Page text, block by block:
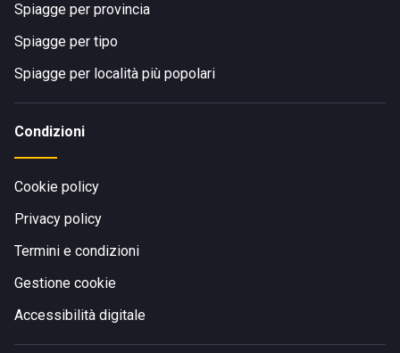
Spiagge per provincia
Spiagge per tipo
Spiagge per località più popolari
Condizioni
Cookie policy
Privacy policy
Termini e condizioni
Gestione cookie
Accessibilità digitale